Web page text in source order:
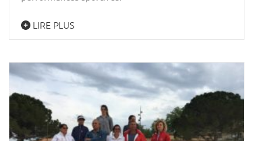
LIRE PLUS